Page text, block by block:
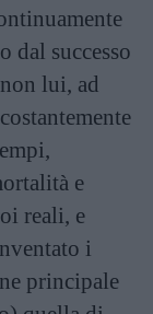
dal successo
lui, ad
e
reali, e
i
principale